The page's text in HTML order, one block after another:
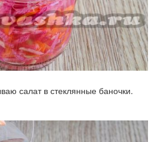
салат в стеклянные баночки.